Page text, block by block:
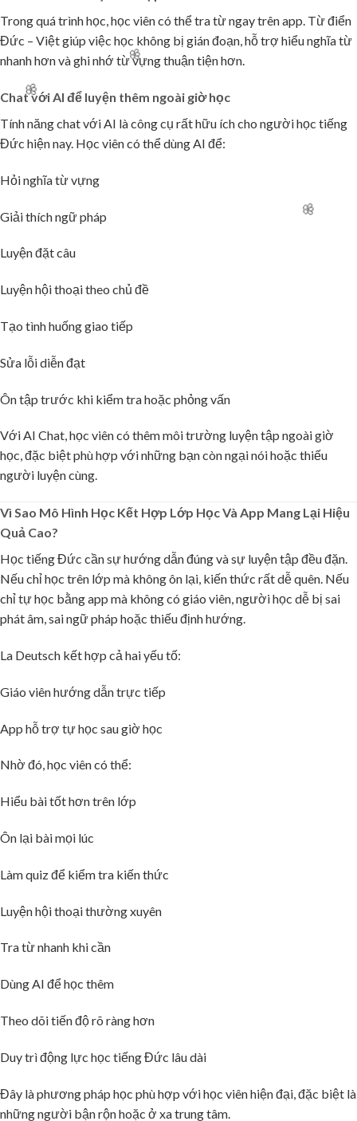
🌸
Trong quá trình học, học viên có thể tra từ ngay trên app. Từ điển
Đức – Việt giúp việc học không bị gián đoạn, hỗ trợ hiểu nghĩa từ
nhanh hơn và ghi nhớ từ vựng thuận tiện hơn.
Chat với AI để luyện thêm ngoài giờ học
Tính năng chat với AI là công cụ rất hữu ích cho người học tiếng
Đức hiện nay. Học viên có thể dùng AI để:
Hỏi nghĩa từ vựng
Giải thích ngữ pháp
Luyện đặt câu
Luyện hội thoại theo chủ đề
Tạo tình huống giao tiếp
Sửa lỗi diễn đạt
Ôn tập trước khi kiểm tra hoặc phỏng vấn
Với AI Chat, học viên có thêm môi trường luyện tập ngoài giờ
học, đặc biệt phù hợp với những bạn còn ngại nói hoặc thiếu
người luyện cùng.
Vì Sao Mô Hình Học Kết Hợp Lớp Học Và App Mang Lại Hiệu
Quả Cao?
Học tiếng Đức cần sự hướng dẫn đúng và sự luyện tập đều đặn.
Nếu chỉ học trên lớp mà không ôn lại, kiến thức rất dễ quên. Nếu
chỉ tự học bằng app mà không có giáo viên, người học dễ bị sai
phát âm, sai ngữ pháp hoặc thiếu định hướng.
La Deutsch kết hợp cả hai yếu tố:
Giáo viên hướng dẫn trực tiếp
App hỗ trợ tự học sau giờ học
Nhờ đó, học viên có thể:
Hiểu bài tốt hơn trên lớp
Ôn lại bài mọi lúc
Làm quiz để kiểm tra kiến thức
Luyện hội thoại thường xuyên
Tra từ nhanh khi cần
Dùng AI để học thêm
Theo dõi tiến độ rõ ràng hơn
Duy trì động lực học tiếng Đức lâu dài
Đây là phương pháp học phù hợp với học viên hiện đại, đặc biệt là
những người bận rộn hoặc ở xa trung tâm.